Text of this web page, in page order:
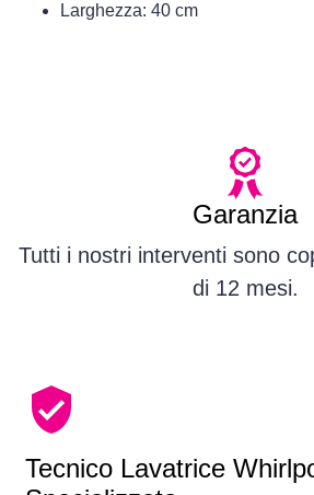
Larghezza: 40 cm
Garanzia
Tutti i nostri interventi sono
di 12 mesi.
Tecnico Lavatrice